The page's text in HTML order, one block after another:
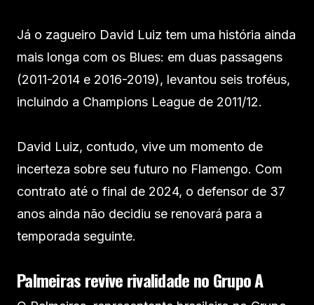
Já o zagueiro David Luiz tem uma história ainda
mais longa com os Blues: em duas passagens
(2011-2014 e 2016-2019), levantou seis troféus,
incluindo a Champions League de 2011/12.
David Luiz, contudo, vive um momento de
incerteza sobre seu futuro no Flamengo. Com
contrato até o final de 2024, o defensor de 37
anos ainda não decidiu se renovará para a
temporada seguinte.
Palmeiras revive rivalidade no Grupo A